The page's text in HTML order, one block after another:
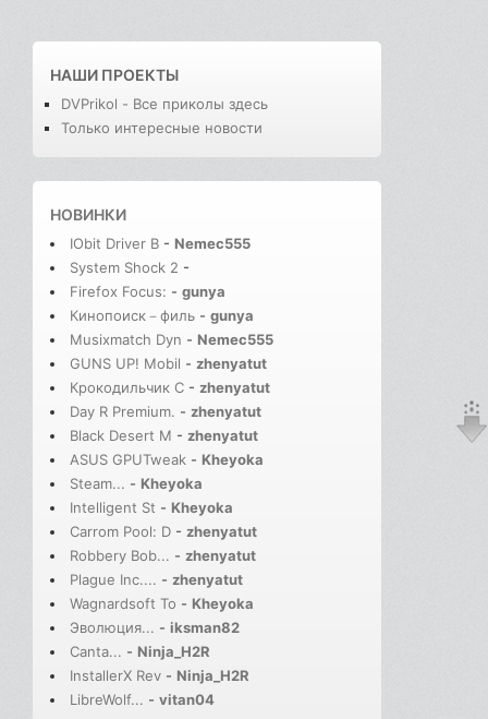
НАШИ ПРОЕКТЫ
DVPrikol - Все приколы здесь
Только интересные новости
НОВИНКИ
IObit Driver B - Nemec555
System Shock 2 -
Firefox Focus: - gunya
Кинопоиск－филь - gunya
Musixmatch Dyn - Nemec555
GUNS UP! Mobil - zhenyatut
Крокодильчик С - zhenyatut
Day R Premium. - zhenyatut
Black Desert M - zhenyatut
ASUS GPUTweak - Kheyoka
Steam... - Kheyoka
Intelligent St - Kheyoka
Carrom Pool: D - zhenyatut
Robbery Bob... - zhenyatut
Plague Inc.... - zhenyatut
Wagnardsoft To - Kheyoka
Эволюция... - iksman82
Canta... - Ninja_H2R
InstallerX Rev - Ninja_H2R
LibreWolf... - vitan04